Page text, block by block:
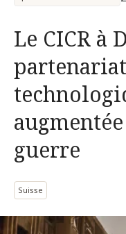
Le CICR à
guerre
Suisse